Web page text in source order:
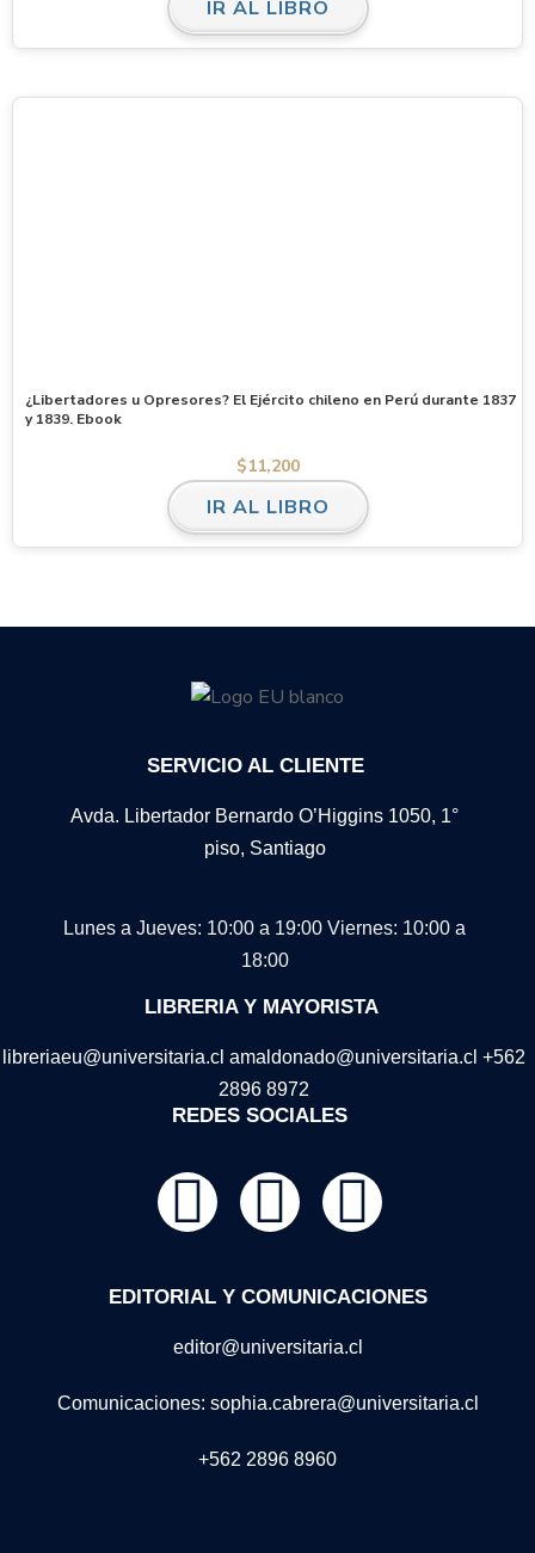
IR AL LIBRO
¿Libertadores u Opresores? El Ejército chileno en Perú durante 1837
y 1839. Ebook
$11,200
IR AL LIBRO
SERVICIO AL CLIENTE
Avda. Libertador Bernardo O’Higgins 1050, 1°
piso, Santiago
Lunes a Jueves: 10:00 a 19:00 Viernes: 10:00 a
18:00
LIBRERIA Y MAYORISTA
libreriaeu@universitaria.cl amaldonado@universitaria.cl +562
2896 8972
REDES SOCIALES
EDITORIAL Y COMUNICACIONES
editor@universitaria.cl
Comunicaciones: sophia.cabrera@universitaria.cl
+562 2896 8960